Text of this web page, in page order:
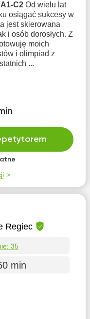
C2 Od wielu lat
osiągać sukcesy w
jest skierowana
i osób dorosłych. Z
moich
i olimpiad z
...
Regiec
35
min